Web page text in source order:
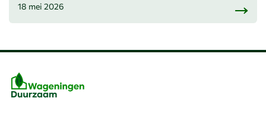
18 mei 2026
Belangrijke
informatie